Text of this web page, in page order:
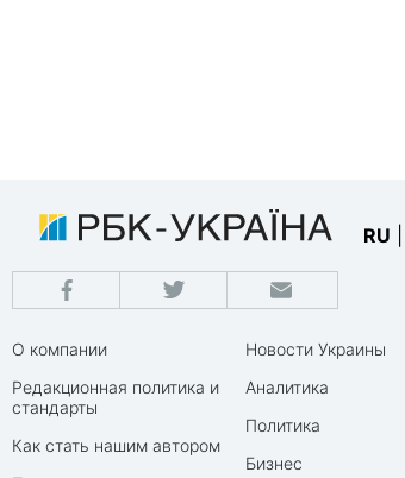
RU
О компании
Редакционная политика и
стандарты
Как стать нашим автором
Новости Украины
Аналитика
Политика
Бизнес